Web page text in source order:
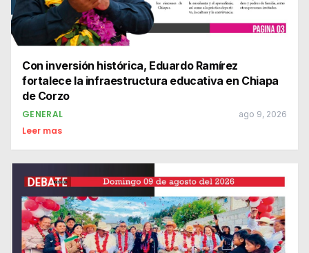
Con inversión histórica, Eduardo Ramírez
fortalece la infraestructura educativa en Chiapa
de Corzo
GENERAL ago 9, 2026
Leer mas